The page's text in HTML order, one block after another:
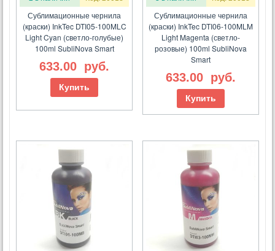
Сублимационные чернила
(краски) InkTec DTI05-100MLC
Light Cyan (светло-голубые)
100ml SubliNova Smart
633.00 руб.
Купить
Сублимационные чернила
(краски) InkTec DTI06-100MLM
Light Magenta (светло-
розовые) 100ml SubliNova
Smart
633.00 руб.
Купить